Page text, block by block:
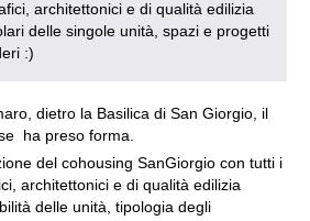
architettonici e di qualità edilizia
delle singole unità, spazi e progetti
:)
dietro la Basilica di San Giorgio, il
ha preso forma.
del cohousing SanGiorgio con tutti i
architettonici e di qualità edilizia
delle unità, tipologia degli